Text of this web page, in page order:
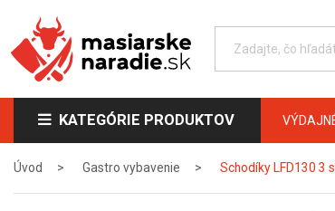
KATEGÓRIE PRODUKTOV
Úvod Gastro vybavenie Schodíky LFD130 3